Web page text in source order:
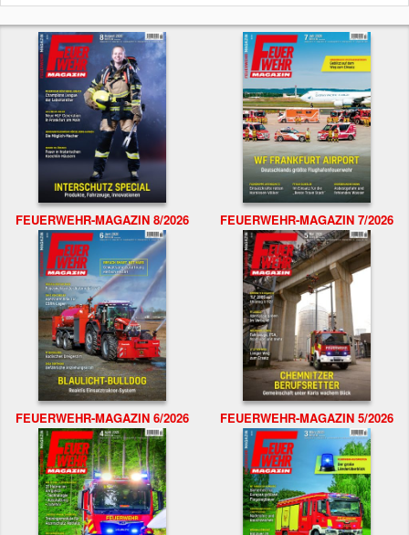
FEUERWEHR-MAGAZIN 8/2026 FEUERWEHR-MAGAZIN 7/2026
FEUERWEHR-MAGAZIN 6/2026 FEUERWEHR-MAGAZIN 5/2026